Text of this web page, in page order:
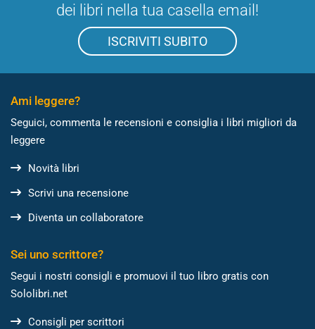
dei libri nella tua casella email!
ISCRIVITI SUBITO
Ami leggere?
Seguici, commenta le recensioni e consiglia i libri migliori da
leggere
Novità libri
Scrivi una recensione
Diventa un collaboratore
Sei uno scrittore?
Segui i nostri consigli e promuovi il tuo libro gratis con
Sololibri.net
Consigli per scrittori